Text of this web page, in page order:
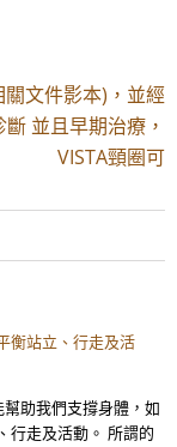
文件影本)，並經
並且早期治療，
VISTA頸圈可
衡站立、行走及活
助我們支撐身體，如
行走及活動。 所謂的